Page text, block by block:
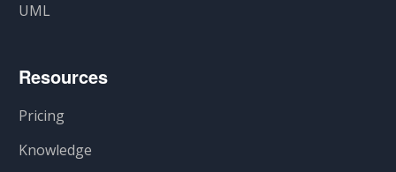
UML
Resources
Pricing
Knowledge